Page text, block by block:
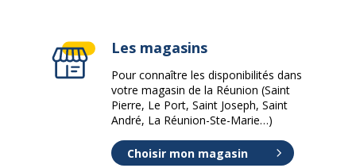
Code barre maitre 3253310148598
Burocean
Référence produit fabricant EX183GCU
Les magasins
Pour connaître les disponibilités dans
votre magasin de la Réunion (Saint
Pierre, Le Port, Saint Joseph, Saint
André, La Réunion-Ste-Marie…)
Choisir mon magasin